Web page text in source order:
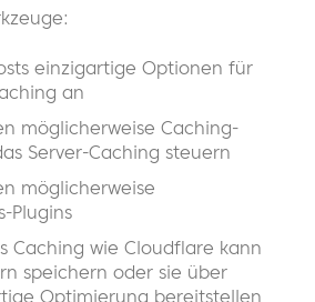
einzigartige Optionen für
an
möglicherweise Caching-
Server-Caching steuern
möglicherweise
Plugins
Caching wie Cloudflare kann
speichern oder sie über
Optimierung bereitstellen